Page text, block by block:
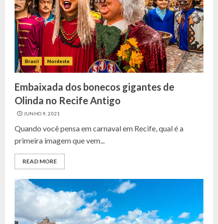
Brasil Nordeste
Embaixada dos bonecos gigantes de
Olinda no Recife Antigo
JUNHO 9, 2021
Quando você pensa em carnaval em Recife, qual é a
primeira imagem que vem...
READ MORE